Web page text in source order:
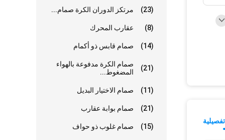
مرتكز الدوران الكرة صمام... (23)
عقارب المحرك (8)
صمام قابس ذو أكمام (14)
صمام الكرة مدفوعة بالهواء
المضغوط...
(21)
صمام الاختيار البديل (11)
صمام بوابة عقارب (21)
صمام غلوب ذو حواف (15)